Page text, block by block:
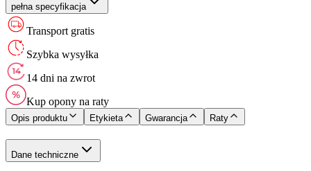
pełna specyfikacja
Transport gratis
Szybka wysyłka
14 dni na zwrot
Kup opony na raty
Opis produktu Etykieta Gwarancja Raty
Dane techniczne